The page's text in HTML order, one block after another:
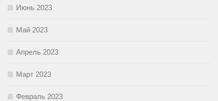
Июнь 2023
Май 2023
Апрель 2023
Март 2023
Февраль 2023